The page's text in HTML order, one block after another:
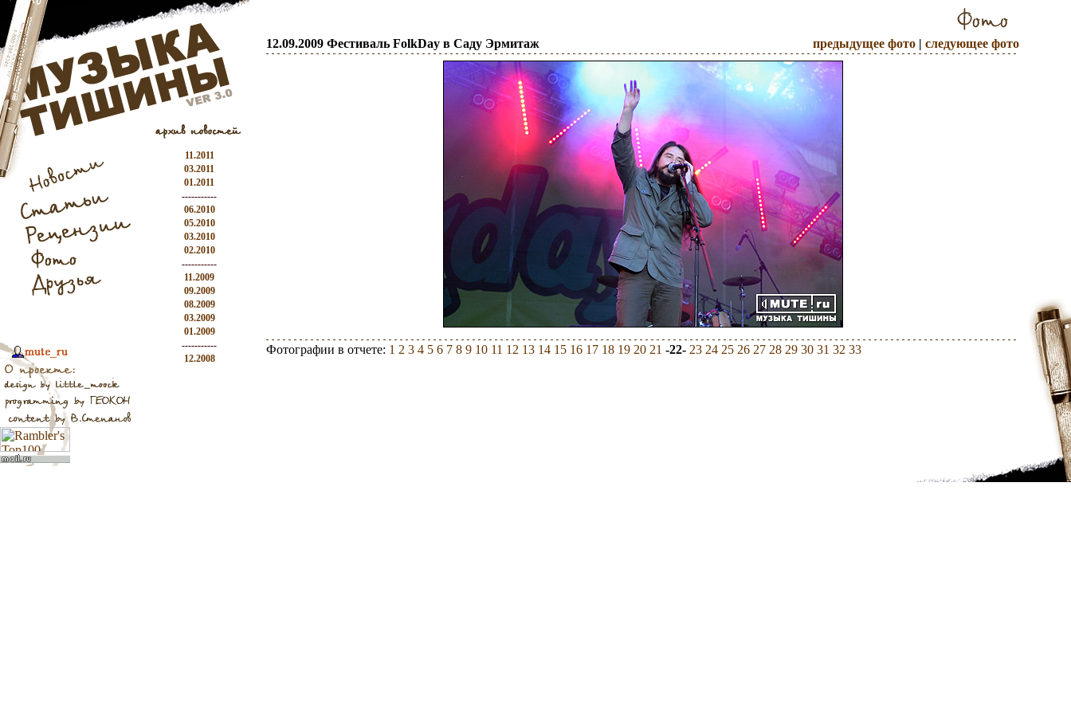
11.2011
03.2011
01.2011
-----------
06.2010
05.2010
03.2010
02.2010
-----------
11.2009
09.2009
08.2009
03.2009
01.2009
-----------
12.2008
12.09.2009 Фестиваль FolkDay в Саду Эрмитаж предыдущее фото | следующее фото
Фотографии в отчете: 1 2 3 4 5 6 7 8 9 10 11 12 13 14 15 16 17 18 19 20 21 -22- 23 24 25 26 27 28 29 30 31 32 33